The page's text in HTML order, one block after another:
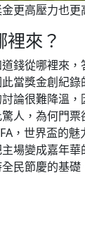
更高壓力也更
來？
錢從哪裡來
當獎金創紀
論很難降溫
人，為何門
，世界盃的
場變成嘉年
民節慶的基